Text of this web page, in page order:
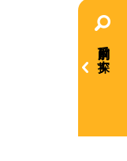
目的別で探す